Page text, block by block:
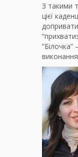
З такими
цієї
“Білочка”